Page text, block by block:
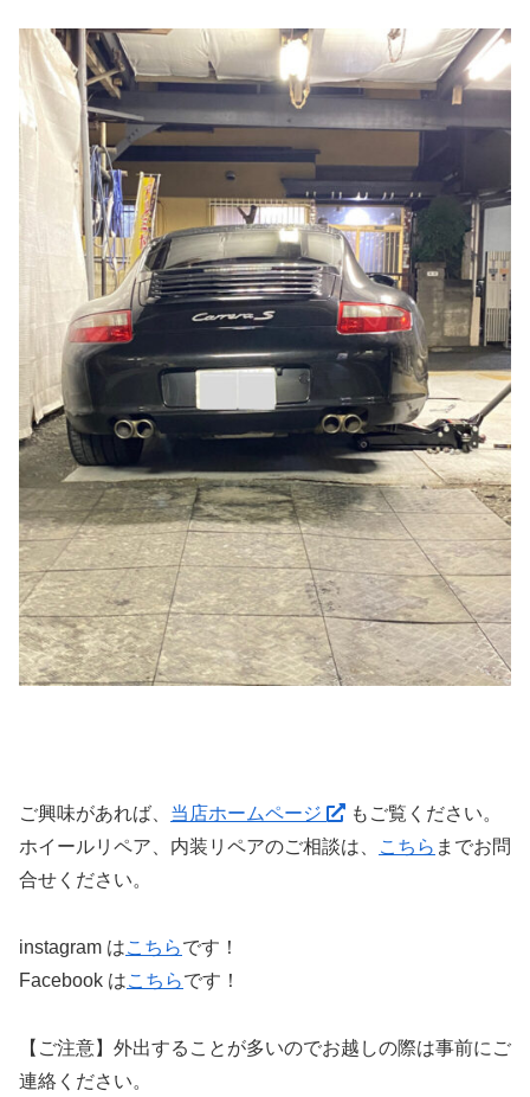
ご興味があれば、 当店ホームページ
もご覧ください。
ホイールリペア、内装リペアのご相談は、
こちら までお問
合せください。
instagram はこちらです！
Facebook はこちらです！
【ご注意】外出することが多いのでお越しの際は事前にご
連絡ください。